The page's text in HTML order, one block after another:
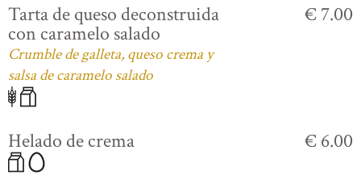
Tarta de queso deconstruida
con caramelo salado
Crumble de galleta, queso crema y
salsa de caramelo salado
€ 7.00
Helado de crema € 6.00